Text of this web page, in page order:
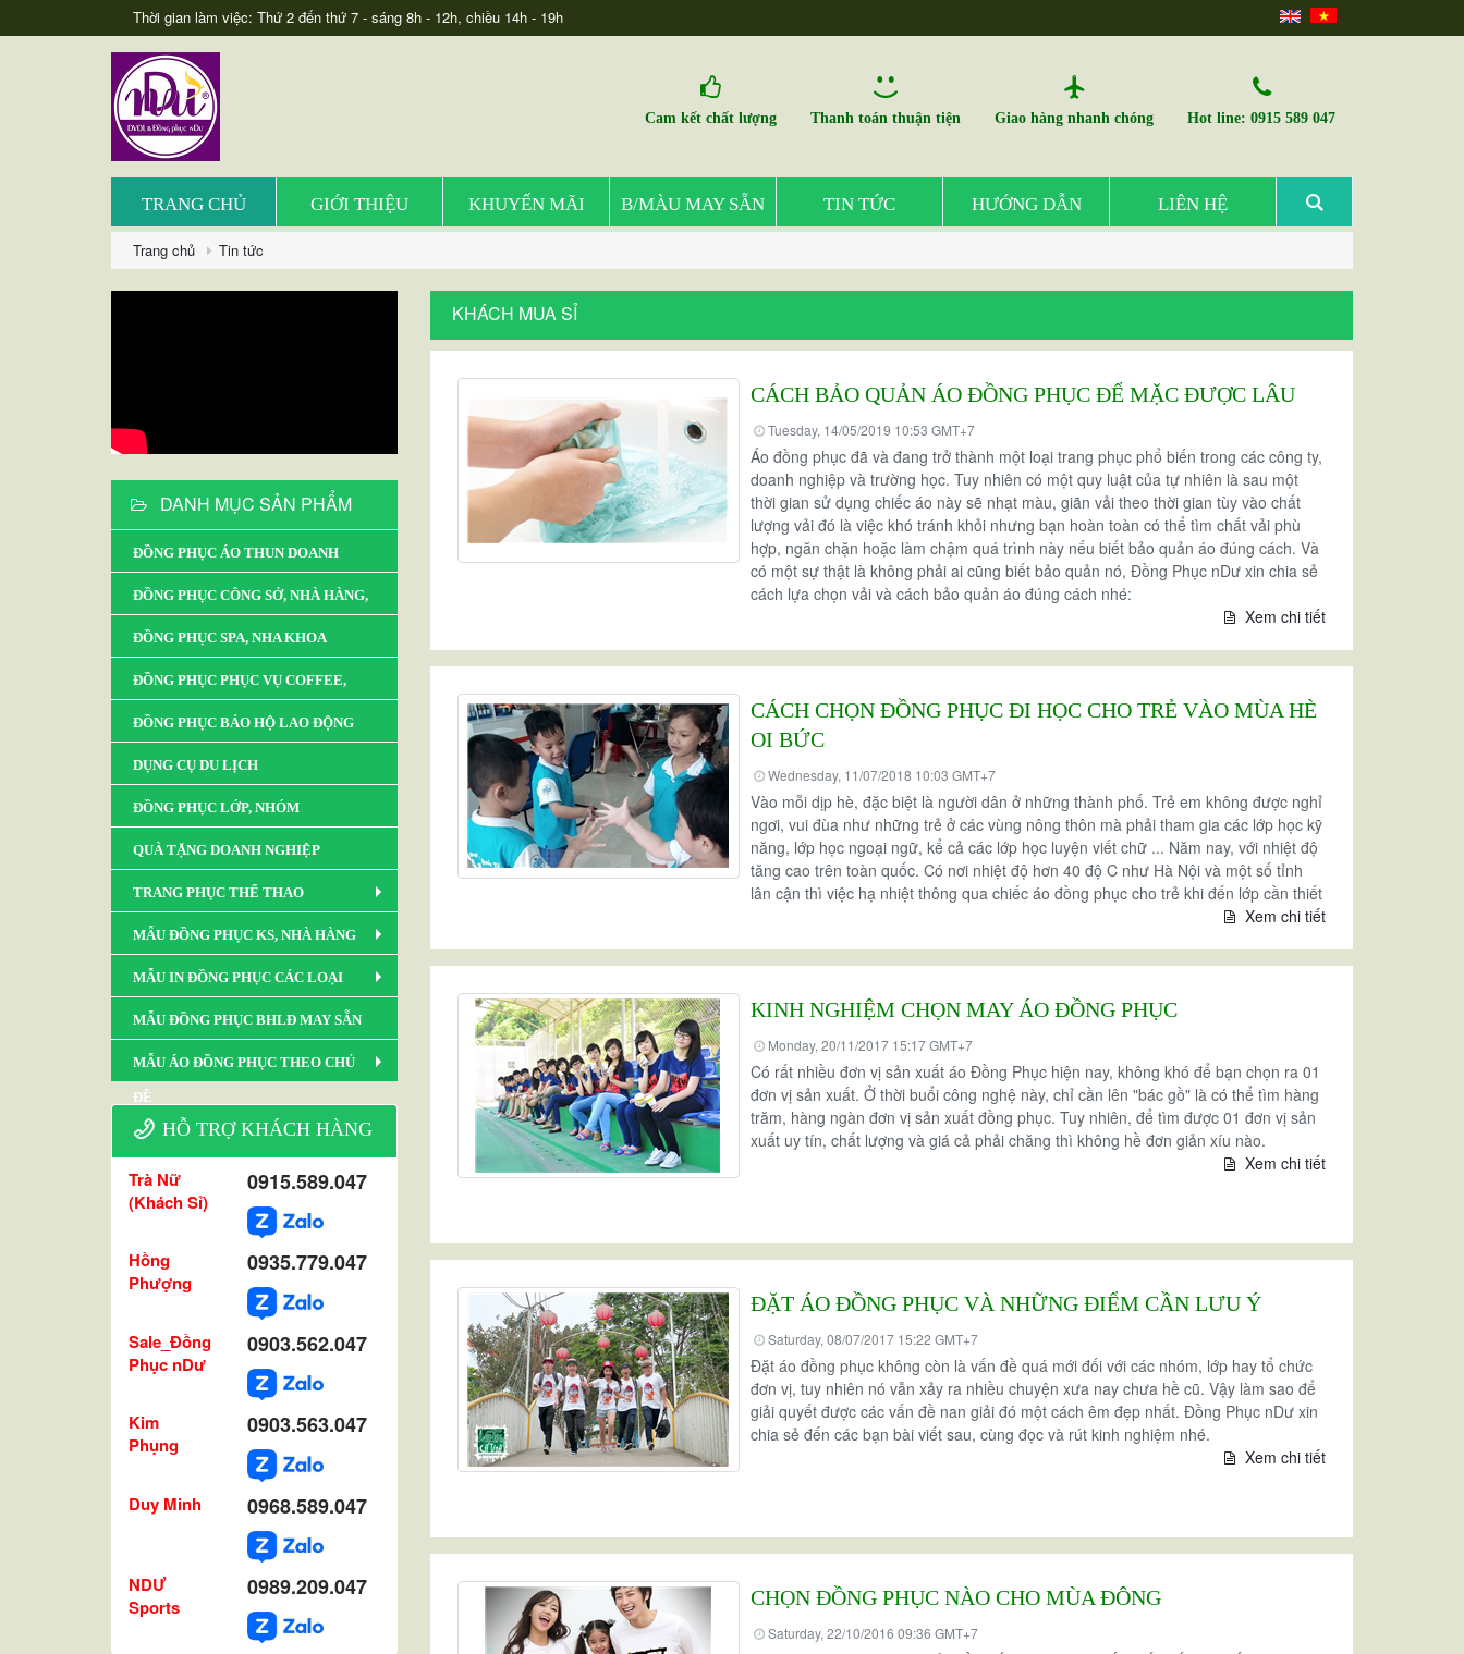
Thời gian làm việc: Thứ 2 đến thứ 7 - sáng 8h - 12h, chiều 14h - 19h
Cam kết chất lượng Thanh toán thuận tiện Giao hàng nhanh chóng Hot line: 0915 589 047
TRANG CHỦ GIỚI THIỆU KHUYẾN MÃI B/MÀU MAY SẴN TIN TỨC HƯỚNG DẪN LIÊN HỆ
Trang chủ Tin tức
KHÁCH MUA SỈ
CÁCH BẢO QUẢN ÁO ĐỒNG PHỤC ĐỂ MẶC ĐƯỢC LÂU
Tuesday, 14/05/2019 10:53 GMT+7
Áo đồng phục đã và đang trở thành một loại trang phục phổ biến trong các công ty,
doanh nghiệp và trường học. Tuy nhiên có một quy luật của tự nhiên là sau một
thời gian sử dụng chiếc áo này sẽ nhạt màu, giãn vải theo thời gian tùy vào chất
lượng vải đó là việc khó tránh khỏi nhưng bạn hoàn toàn có thể tìm chất vải phù
hợp, ngăn chặn hoặc làm chậm quá trình này nếu biết bảo quản áo đúng cách. Và
có một sự thật là không phải ai cũng biết bảo quản nó, Đồng Phục nDư xin chia sẻ
cách lựa chọn vải và cách bảo quản áo đúng cách nhé:
Xem chi tiết
CÁCH CHỌN ĐỒNG PHỤC ĐI HỌC CHO TRẺ VÀO MÙA HÈ
OI BỨC
Wednesday, 11/07/2018 10:03 GMT+7
Vào mỗi dịp hè, đặc biệt là người dân ở những thành phố. Trẻ em không được nghỉ
ngơi, vui đùa như những trẻ ở các vùng nông thôn mà phải tham gia các lớp học kỹ
năng, lớp học ngoại ngữ, kể cả các lớp học luyện viết chữ ... Năm nay, với nhiệt độ
tăng cao trên toàn quốc. Có nơi nhiệt độ hơn 40 độ C như Hà Nội và một số tỉnh
lân cận thì việc hạ nhiệt thông qua chiếc áo đồng phục cho trẻ khi đến lớp cần thiết
Xem chi tiết
KINH NGHIỆM CHỌN MAY ÁO ĐỒNG PHỤC
Monday, 20/11/2017 15:17 GMT+7
Có rất nhiều đơn vị sản xuất áo Đồng Phục hiện nay, không khó để bạn chọn ra 01
đơn vị sản xuất. Ở thời buổi công nghệ này, chỉ cần lên "bác gồ" là có thể tìm hàng
trăm, hàng ngàn đơn vị sản xuất đồng phục. Tuy nhiên, để tìm được 01 đơn vị sản
xuất uy tín, chất lượng và giá cả phải chăng thì không hề đơn giản xíu nào.
Xem chi tiết
ĐẶT ÁO ĐỒNG PHỤC VÀ NHỮNG ĐIỂM CẦN LƯU Ý
Saturday, 08/07/2017 15:22 GMT+7
Đặt áo đồng phục không còn là vấn đề quá mới đối với các nhóm, lớp hay tổ chức
đơn vị, tuy nhiên nó vẫn xảy ra nhiều chuyện xưa nay chưa hề cũ. Vậy làm sao để
giải quyết được các vấn đề nan giải đó một cách êm đẹp nhất. Đồng Phục nDư xin
chia sẻ đến các bạn bài viết sau, cùng đọc và rút kinh nghiệm nhé.
Xem chi tiết
CHỌN ĐỒNG PHỤC NÀO CHO MÙA ĐÔNG
Saturday, 22/10/2016 09:36 GMT+7
DANH MỤC SẢN PHẨM
ĐỒNG PHỤC ÁO THUN DOANH
NGHIỆP
ĐỒNG PHỤC CÔNG SỞ, NHÀ HÀNG,
KHÁCH SẠN, RESORT
ĐỒNG PHỤC SPA, NHA KHOA
ĐỒNG PHỤC PHỤC VỤ COFFEE,
NHÀ HÀNG
ĐỒNG PHỤC BẢO HỘ LAO ĐỘNG
DỤNG CỤ DU LỊCH
ĐỒNG PHỤC LỚP, NHÓM
QUÀ TẶNG DOANH NGHIỆP
TRANG PHỤC THỂ THAO
MẪU ĐỒNG PHỤC KS, NHÀ HÀNG
MẪU IN ĐỒNG PHỤC CÁC LOẠI
MẪU ĐỒNG PHỤC BHLĐ MAY SẴN
MẪU ÁO ĐỒNG PHỤC THEO CHỦ
ĐỀ
HỖ TRỢ KHÁCH HÀNG
Trà Nữ
(Khách Sỉ)
0915.589.047
Hồng
Phượng
0935.779.047
Sale_Đồng
Phục nDư
0903.562.047
Kim
Phụng
0903.563.047
Duy Minh 0968.589.047
NDƯ
Sports
0989.209.047